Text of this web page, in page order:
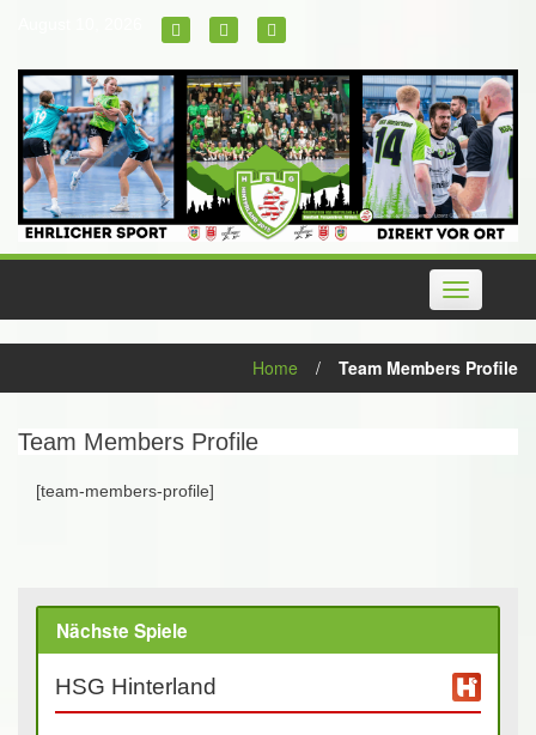
Toggle
navigation
Home / Team Members Profile
Team Members Profile
[team-members-profile]
Nächste Spiele
HSG Hinterland